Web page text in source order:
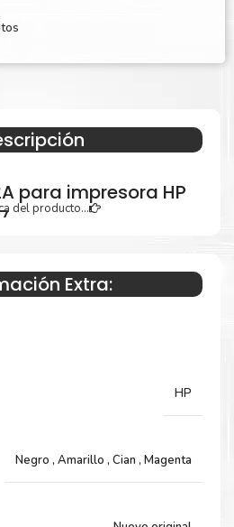
para impresora HP
del producto...
Extra:
HP
Negro , Amarillo , Cian , Magenta